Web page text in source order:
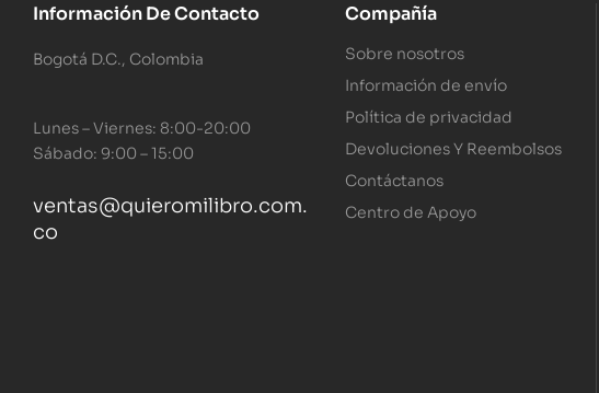
Información De Contacto
Bogotá D.C., Colombia
Lunes – Viernes: 8:00-20:00
Sábado: 9:00 – 15:00
ventas@quieromilibro.com.
co
Compañía
Sobre nosotros
Información de envío
Política de privacidad
Devoluciones Y Reembolsos
Contáctanos
Centro de Apoyo